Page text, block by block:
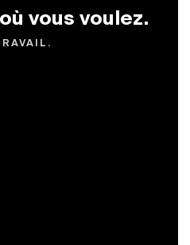
vous voulez.